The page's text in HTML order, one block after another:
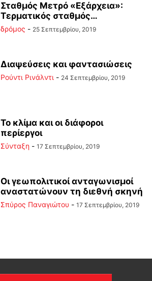
Σταθμός Μετρό «Εξάρχεια»:
Τερματικός σταθμός…
δρόμος - 25 Σεπτεμβρίου, 2019
Διαψεύσεις και φαντασιώσεις
Ρούντι Ρινάλντι - 24 Σεπτεμβρίου, 2019
Το κλίμα και οι διάφοροι
περίεργοι
Σύνταξη - 17 Σεπτεμβρίου, 2019
Οι γεωπολιτικοί ανταγωνισμοί
αναστατώνουν τη διεθνή σκηνή
Σπύρος Παναγιώτου - 17 Σεπτεμβρίου, 2019